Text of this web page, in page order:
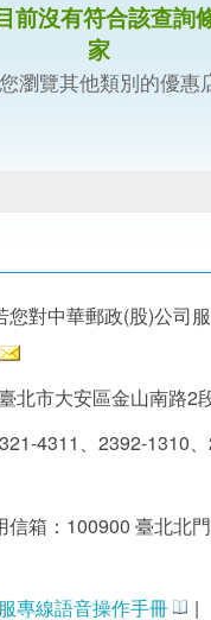
前沒有符合該查詢
家
瀏覽其他類別的優惠
您對中華郵政(股)公司
北市大安區金山南路2
4311、2392-1310、
信箱：100900 臺北北
專線語音操作手冊 |